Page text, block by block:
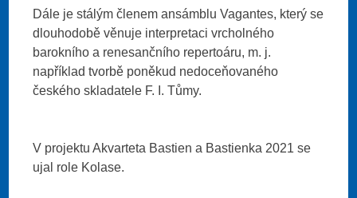
Dále je stálým členem ansámblu Vagantes, který se
dlouhodobě věnuje interpretaci vrcholného
barokního a renesančního repertoáru, m. j.
například tvorbě poněkud nedoceňovaného
českého skladatele F. I. Tůmy.
V projektu Akvarteta Bastien a Bastienka 2021 se
ujal role Kolase.